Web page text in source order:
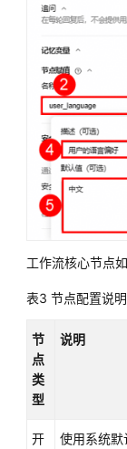
佳
践
API
参
考
SDK
参
考
常
问
视
频
帮
工作流核心节点如
表3 节点配置说明
节
点
类
型
说明
开
使用系统默